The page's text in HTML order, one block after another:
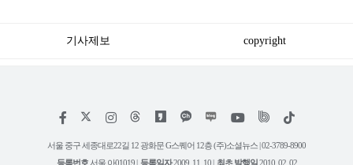
기사제보 copyright
페
스
인
타
위
트
틱
서울 중구 세종대로22길 12 광화문 G스퀘어 12층 (주)소셜뉴스 | 02-3789-8900
등록번호 서울 아01019 | 등록일자2009. 11. 10 | 최초 발행일2010. 02. 02